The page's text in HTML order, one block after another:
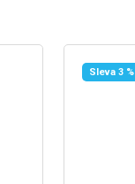
Sleva 3